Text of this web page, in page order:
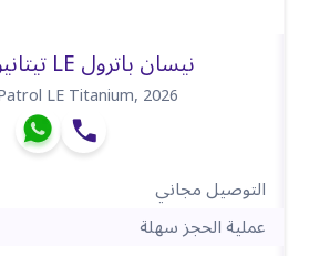
نيسان باترول LE تيتانيوم 2026
LE Titanium,2026
التوصيل مجاني
عملية الحجز سهلة